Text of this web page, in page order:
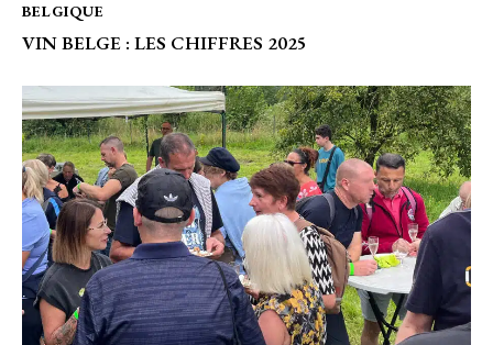
BELGIQUE
VIN BELGE : LES CHIFFRES 2025